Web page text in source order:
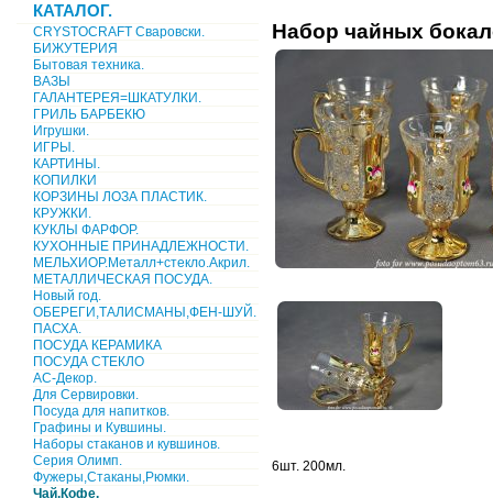
КАТАЛОГ.
CRYSTOCRAFT Сваровски.
БИЖУТЕРИЯ
Бытовая техника.
ВАЗЫ
ГАЛАНТЕРЕЯ=ШКАТУЛКИ.
ГРИЛЬ БАРБЕКЮ
Игрушки.
ИГРЫ.
КАРТИНЫ.
КОПИЛКИ
КОРЗИНЫ ЛОЗА ПЛАСТИК.
КРУЖКИ.
КУКЛЫ ФАРФОР.
КУХОННЫЕ ПРИНАДЛЕЖНОСТИ.
МЕЛЬХИОР.Металл+стекло.Акрил.
МЕТАЛЛИЧЕСКАЯ ПОСУДА.
Новый год.
ОБЕРЕГИ,ТАЛИСМАНЫ,ФЕН-ШУЙ.
ПАСХА.
ПОСУДА КЕРАМИКА
ПОСУДА СТЕКЛО
АС-Декор.
Для Сервировки.
Посуда для напитков.
Графины и Кувшины.
Наборы стаканов и кувшинов.
Серия Олимп.
Фужеры,Стаканы,Рюмки.
Чай,Кофе.
Набор чайных
6шт. 200мл.